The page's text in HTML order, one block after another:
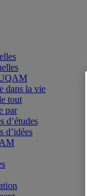
dans la vie
tout
par
d’études
d’idées